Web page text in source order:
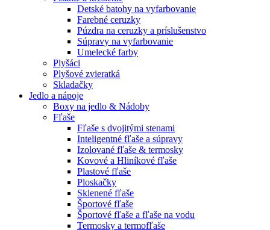
Detské batohy na vyfarbovanie
Farebné ceruzky
Púzdra na ceruzky a príslušenstvo
Súpravy na vyfarbovanie
Umelecké farby
Plyšáci
Plyšové zvieratká
Skladačky
Jedlo a nápoje
Boxy na jedlo & Nádoby
Fľaše
Fľaše s dvojitými stenami
Inteligentné fľaše a súpravy
Izolované fľaše & termosky
Kovové a Hliníkové fľaše
Plastové fľaše
Ploskačky
Sklenené fľaše
Športové fľaše
Športové fľaše a fľaše na vodu
Termosky a termofľaše